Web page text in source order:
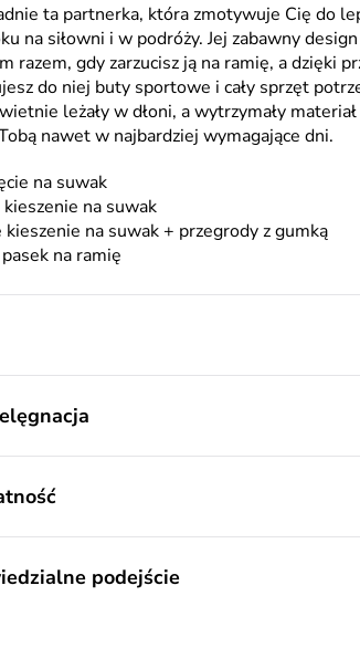
ta partnerka, która zmotywuje Cię do
na siłowni i w podróży. Jej zabawny
razem, gdy zarzucisz ją na ramię, a dzięki
do niej buty sportowe i cały sprzęt
leżały w dłoni, a wytrzymały
nawet w najbardziej wymagające dni.
na suwak
na suwak
na suwak + przegrody z gumką
na ramię
podejście